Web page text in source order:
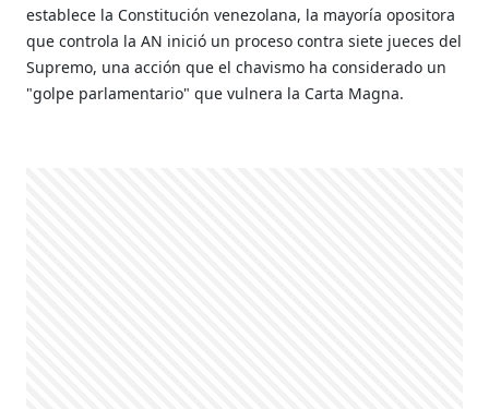
establece la Constitución venezolana, la mayoría opositora
que controla la AN inició un proceso contra siete jueces del
Supremo, una acción que el chavismo ha considerado un
"golpe parlamentario" que vulnera la Carta Magna.